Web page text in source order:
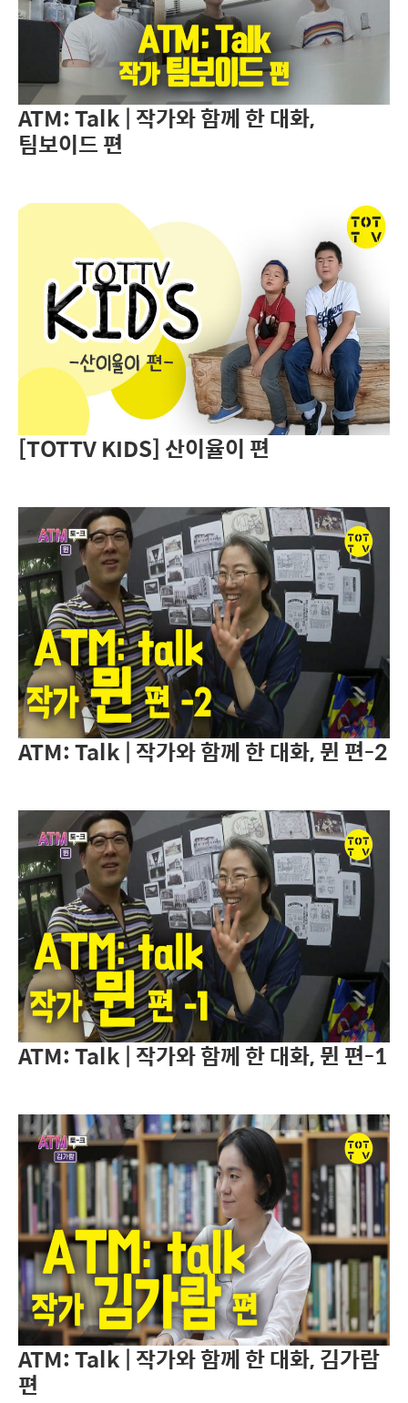
ATM: Talk | 작가와 함께 한 대화,
팀보이드 편
[TOTTV KIDS] 산이율이 편
ATM: Talk | 작가와 함께 한 대화, 뮌 편-2
ATM: Talk | 작가와 함께 한 대화, 뮌 편-1
ATM: Talk | 작가와 함께 한 대화, 김가람
편